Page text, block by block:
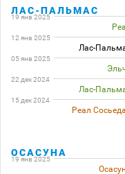
ЛАС-ПАЛЬМАС
19 янв 2025
12 янв 2025
Лас-
05 янв 2025
22 дек 2024
Лас-
15 дек 2024
Реал
ОСАСУНА
19 янв 2025